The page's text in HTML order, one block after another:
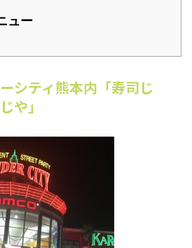
ュー
シティ熊本内「寿司じ
じや」